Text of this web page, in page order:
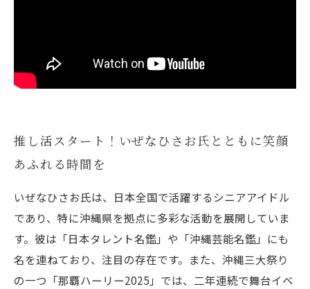
推し活スタート！いぜなひさお氏とともに笑顔
あふれる時間を
いぜなひさお氏は、日本全国で活躍するシニアアイドル
であり、特に沖縄県を拠点に多彩な活動を展開していま
す。彼は「日本タレント名鑑」や「沖縄芸能名鑑」にも
名を連ねており、注目の存在です。また、沖縄三大祭り
の一つ「那覇ハーリー2025」では、二年連続で舞台イベ